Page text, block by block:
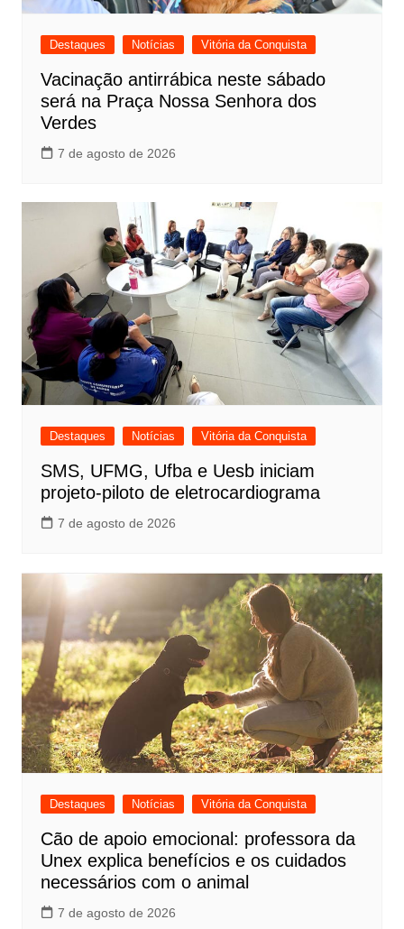
Destaques Notícias Vitória da Conquista
Vacinação antirrábica neste sábado
será na Praça Nossa Senhora dos
Verdes
7 de agosto de 2026
Destaques Notícias Vitória da Conquista
SMS, UFMG, Ufba e Uesb iniciam
projeto-piloto de eletrocardiograma
7 de agosto de 2026
Destaques Notícias Vitória da Conquista
Cão de apoio emocional: professora da
Unex explica benefícios e os cuidados
necessários com o animal
7 de agosto de 2026